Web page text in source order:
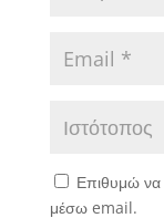
Επιθυμώ να
μέσω email.